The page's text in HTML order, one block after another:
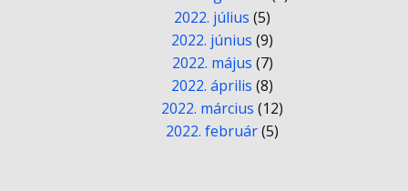
2022. július (5)
2022. június (9)
2022. május (7)
2022. április (8)
2022. március (12)
2022. február(5)